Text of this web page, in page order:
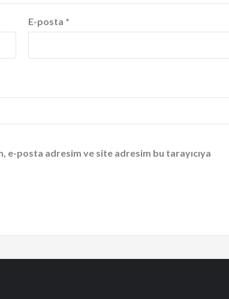
E-posta *
e-posta adresim ve site adresim bu tarayıcıya